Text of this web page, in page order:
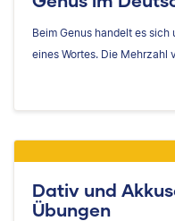
Beim Genus handelt es
eines Wortes. Die Mehrzahl
Dativ und
Übungen